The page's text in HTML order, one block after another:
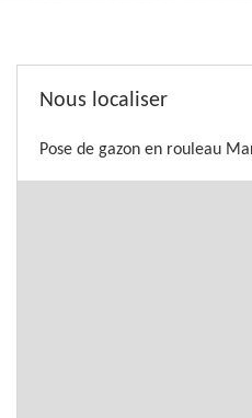
Nous localiser
Pose de gazon en rouleau